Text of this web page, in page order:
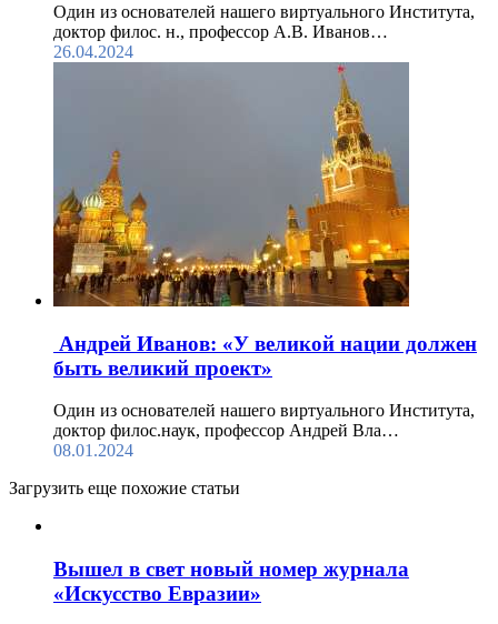
Один из основателей нашего виртуального Института,
доктор филос. н., профессор А.В. Иванов…
26.04.2024
Андрей Иванов: «У великой нации должен
быть великий проект»
Один из основателей нашего виртуального Института,
доктор филос.наук, профессор Андрей Вла…
08.01.2024
Загрузить еще похожие статьи
Вышел в свет новый номер журнала
«Искусство Евразии»